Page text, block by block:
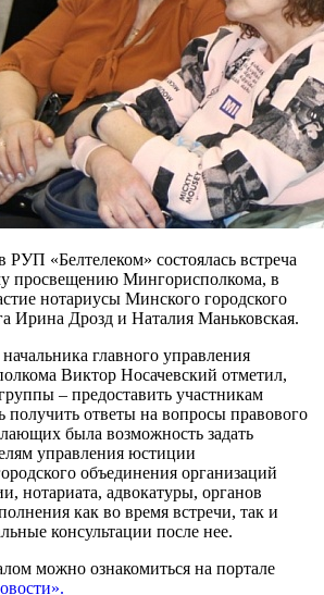
РУП «Белтелеком» состоялась встреча
просвещению Мингорисполкома, в
нотариусы Минского городского
Ирина Дрозд и Наталия Маньковская.
главного управления
Виктор Носачевский отметил,
– предоставить участникам
получить ответы на вопросы правового
была возможность задать
управления юстиции
объединения организаций
нотариата, адвокатуры, органов
как во время встречи, так и
консультации после нее.
можно ознакомиться на портале